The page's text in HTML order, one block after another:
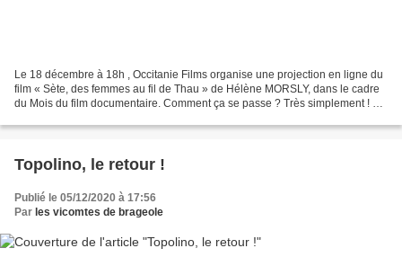
Le 18 décembre à 18h , Occitanie Films organise une projection en ligne du
film « Sète, des femmes au fil de Thau » de Hélène MORSLY, dans le cadre
du Mois du film documentaire. Comment ça se passe ? Très simplement ! On
Topolino, le retour !
Publié le 05/12/2020 à 17:56
Par les vicomtes de brageole